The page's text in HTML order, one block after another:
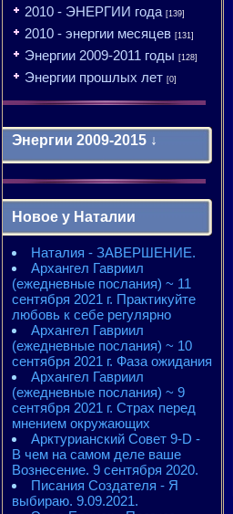
2010 - ЭНЕРГИИ года [139]
2010 - энергии месяцев [131]
Энергии 2009-2011 годы [128]
Энергии прошлых лет [0]
Энергии 2009-2015 ↓
2010 - энергии месяцев
2010 - ЭНЕРГИИ года
2011 - энергии месяцев
2011 - ЭНЕРГИИ года
2012 - энергии месяцев
2012 - ЭНЕРГИИ года
2013 - энергии месяцев
2013 - ЭНЕРГИИ года
2014 - энергии месяцев
2014 - ЭНЕРГИИ года
2015 - энергии месяцев
2015 - ЭНЕРГИИ года
Новое у Наталии
Наталия - ЗАВЕРШЕНИЕ.
Архангел Гавриил
(ежедневные послания) ~ 11
сентября 2021 г. Практикуйте
любовь к себе регулярно
Архангел Гавриил
(ежедневные послания) ~ 10
сентября 2021 г. Фаза ожидания
Архангел Гавриил
(ежедневные послания) ~ 9
сентября 2021 г. Страх перед
мнением окружающих
Арктурианский Совет 9-D -
В чем на самом деле ваше
Вознесение. 9 сентября 2020.
Писания Создателя - Я
выбираю. 9.09.2021.